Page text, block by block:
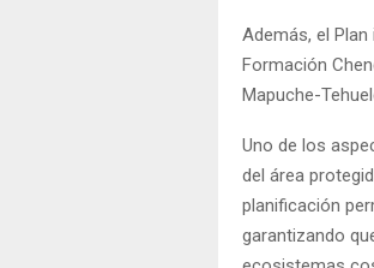
Además, el
Formación
Mapuche-
Uno de los
del área
planificación
garantizando